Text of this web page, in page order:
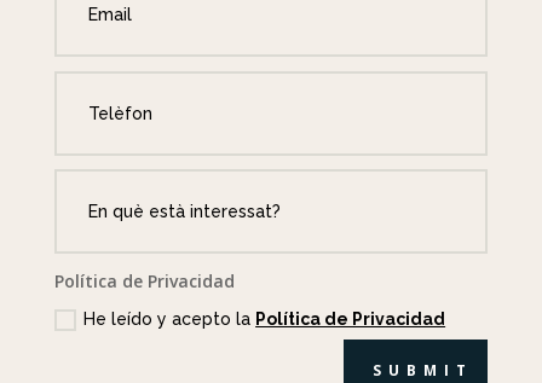
Política de Privacidad
He leído y acepto la Política de Privacidad
SUBMIT